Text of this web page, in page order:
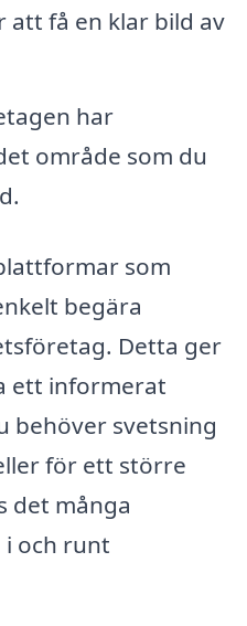
att få en klar bild av
har
område som du
som
begära
Detta ger
ett informerat
behöver svetsning
för ett större
det många
och runt